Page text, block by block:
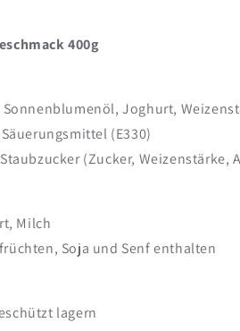
400g
Joghurt,
(E330)
(Zucker, Weizenstärke,
Milch
Soja und Senf enthalten
lagern